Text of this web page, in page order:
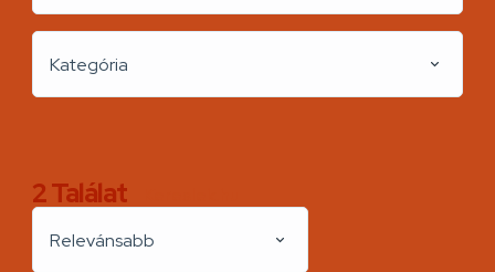
Kategória
2Találat
Relevánsabb